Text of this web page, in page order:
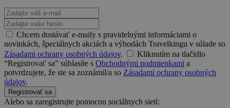
Chcem dostávať e-maily s pravidelnými informáciami o
novinkách, špeciálnych akciách a výhodách Travelkingu v súlade so
Zásadami ochrany osobných údajov.
Kliknutím na tlačidlo
“Registrovať sa” súhlasíte s Obchodnými podmienkami a
potvrdzujete, že ste sa zoznámil/a so Zásadami ochrany osobných
údajov.
Registrovať sa
Alebo sa zaregistrujte pomocou sociálnych sietí: